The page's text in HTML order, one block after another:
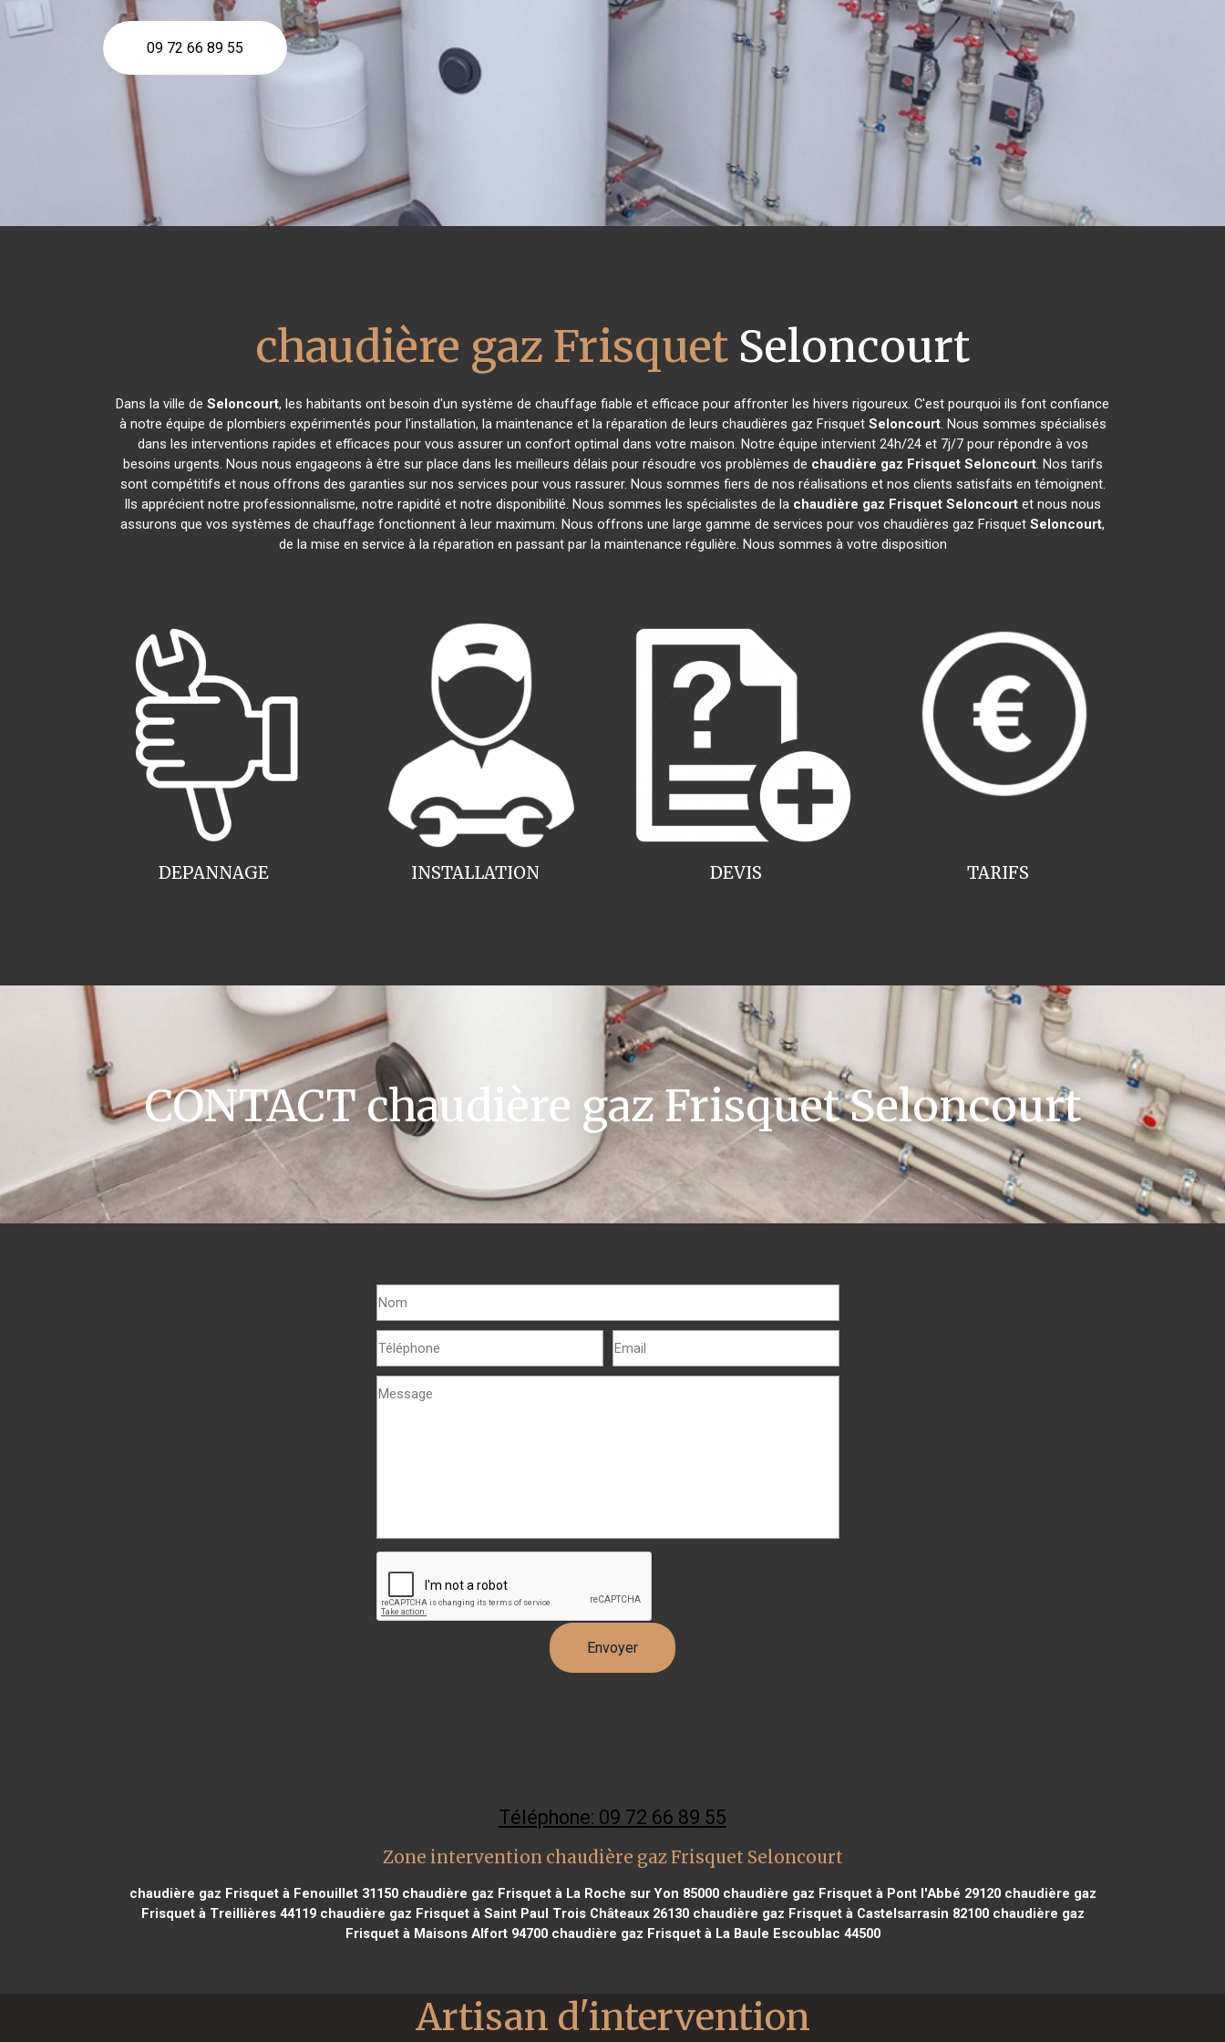
09 72 66 89 55
chaudière gaz Frisquet Seloncourt
Dans la ville de Seloncourt, les habitants ont besoin d'un système de chauffage fiable et efficace pour affronter les hivers rigoureux. C'est pourquoi ils font confiance
à notre équipe de plombiers expérimentés pour l'installation, la maintenance et la réparation de leurs chaudières gaz Frisquet Seloncourt. Nous sommes spécialisés
dans les interventions rapides et efficaces pour vous assurer un confort optimal dans votre maison. Notre équipe intervient 24h/24 et 7j/7 pour répondre à vos
besoins urgents. Nous nous engageons à être sur place dans les meilleurs délais pour résoudre vos problèmes de chaudière gaz Frisquet Seloncourt. Nos tarifs
sont compétitifs et nous offrons des garanties sur nos services pour vous rassurer. Nous sommes fiers de nos réalisations et nos clients satisfaits en témoignent.
Ils apprécient notre professionnalisme, notre rapidité et notre disponibilité. Nous sommes les spécialistes de la chaudière gaz Frisquet Seloncourt et nous nous
assurons que vos systèmes de chauffage fonctionnent à leur maximum. Nous offrons une large gamme de services pour vos chaudières gaz Frisquet Seloncourt,
de la mise en service à la réparation en passant par la maintenance régulière. Nous sommes à votre disposition
INSTALLATION
DEPANNAGE TARIFS
DEVIS
CONTACT chaudière gaz Frisquet Seloncourt
Téléphone: 09 72 66 89 55
Zone intervention chaudière gaz Frisquet Seloncourt
chaudière gaz Frisquet à Fenouillet 31150chaudière gaz Frisquet à La Roche sur Yon 85000chaudière gaz Frisquet à Pont l'Abbé 29120chaudière gaz
Frisquet à Treillières 44119chaudière gaz Frisquet à Saint Paul Trois Châteaux 26130chaudière gaz Frisquet à Castelsarrasin 82100chaudière gaz
Frisquet à Maisons Alfort 94700chaudière gaz Frisquet à La Baule Escoublac 44500
Artisan d'intervention